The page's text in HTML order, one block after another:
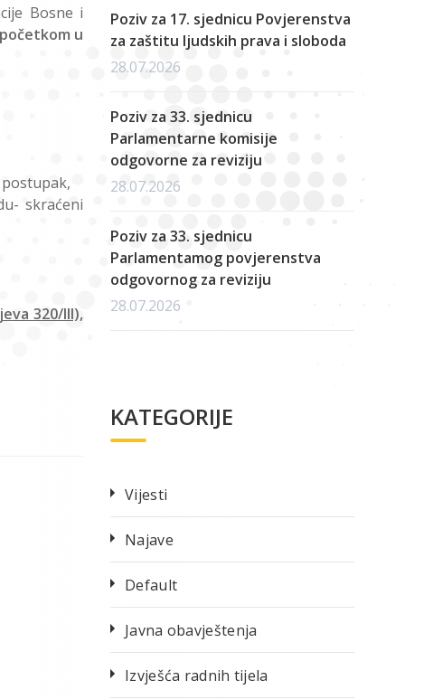
Bosne i
u
skraćeni
320/III),
Poziv za 17. sjednicu Povjerenstva
za zaštitu ljudskih prava i sloboda
28.07.2026
Poziv za 33. sjednicu
Parlamentarne komisije
odgovorne za reviziju
28.07.2026
Poziv za 33. sjednicu
Parlamentamog povjerenstva
odgovornog za reviziju
28.07.2026
KATEGORIJE
Vijesti
Najave
Default
Javna obavještenja
Izvješća radnih tijela